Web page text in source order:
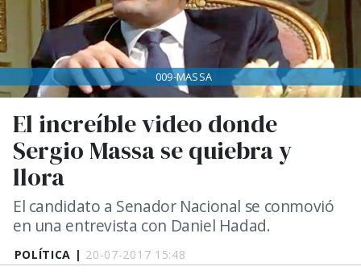
POLÍTICA | 20-07-2017 15:48
El increíble video donde
Sergio Massa se quiebra y
llora
El candidato a Senador Nacional se conmovió
en una entrevista con Daniel Hadad.
009-MASSA